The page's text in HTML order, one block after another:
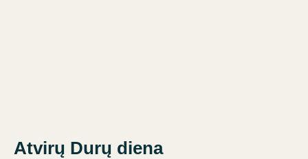
Atvirų Durų diena